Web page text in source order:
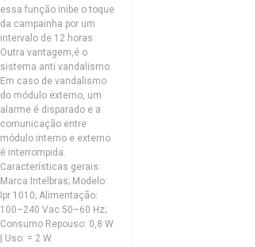
essa função inibe o toque
da campainha por um
intervalo de 12 horas.
Outra vantagem,é o
sistema anti vandalismo.
Em caso de vandalismo
do módulo externo, um
alarme é disparado e a
comunicação entre
módulo interno e externo
é interrompida.
Características gerais:
Marca:Intelbras; Modelo:
Ipr 1010; Alimentação:
100–240 Vac 50–60 Hz;
Consumo Repouso: 0,8 W
| Uso: = 2 W.